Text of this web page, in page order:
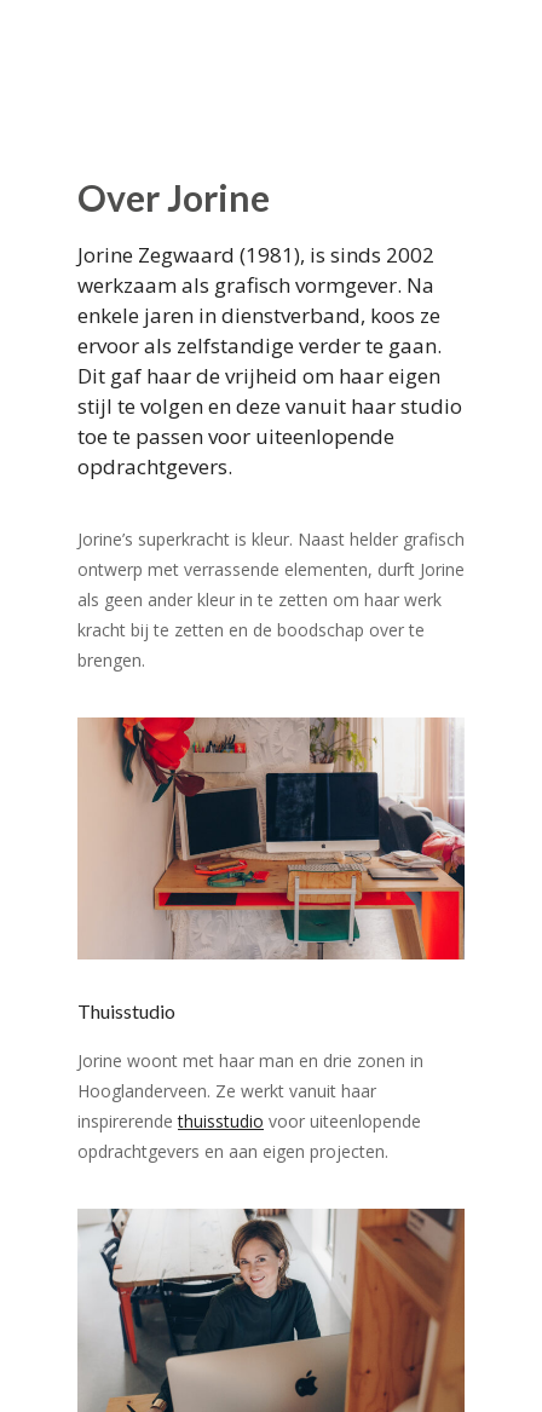
Over Jorine
Jorine Zegwaard (1981), is sinds 2002
werkzaam als grafisch vormgever. Na
enkele jaren in dienstverband, koos ze
ervoor als zelfstandige verder te gaan.
Dit gaf haar de vrijheid om haar eigen
stijl te volgen en deze vanuit haar studio
toe te passen voor uiteenlopende
opdrachtgevers.
Jorine’s superkracht is kleur. Naast helder grafisch
ontwerp met verrassende elementen, durft Jorine
als geen ander kleur in te zetten om haar werk
kracht bij te zetten en de boodschap over te
brengen.
Thuisstudio
Jorine woont met haar man en drie zonen in
Hooglanderveen. Ze werkt vanuit haar
inspirerendethuisstudio voor uiteenlopende
opdrachtgevers en aan eigen projecten.